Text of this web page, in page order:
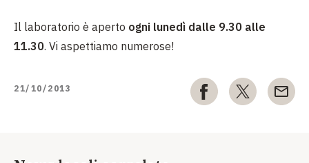
Il laboratorio è aperto ogni lunedì dalle 9.30 alle
11.30. Vi aspettiamo numerose!
21/10/2013